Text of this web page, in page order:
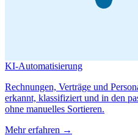
KI-Automatisierung
Rechnungen, Verträge und
erkannt, klassifiziert und in den
ohne manuelles Sortieren.
Mehr erfahren →